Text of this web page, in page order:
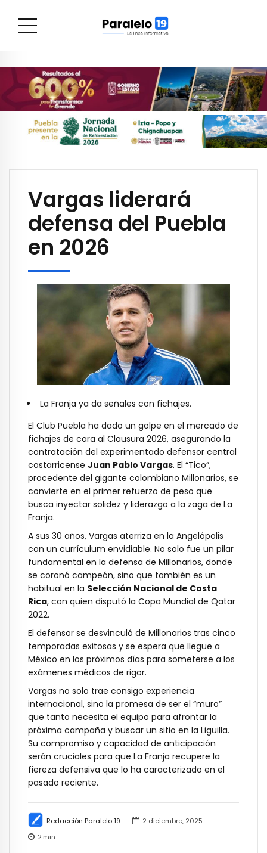
Redacción Paralelo 19
2 diciembre, 2025
2 min
Vargas liderará
defensa del Puebla
en 2026
La Franja ya da señales con fichajes.
El Club Puebla ha dado un golpe en el mercado de
fichajes de cara al Clausura 2026, asegurando la
contratación del experimentado defensor central
costarricense Juan Pablo Vargas. El “Tico”,
procedente del gigante colombiano Millonarios, se
convierte en el primer refuerzo de peso que
busca inyectar solidez y liderazgo a la zaga de La
Franja.
A sus 30 años, Vargas aterriza en la Angelópolis
con un currículum envidiable. No solo fue un pilar
fundamental en la defensa de Millonarios, donde
se coronó campeón, sino que también es un
habitual en la Selección Nacional de Costa
Rica, con quien disputó la Copa Mundial de Qatar
2022.
El defensor se desvinculó de Millonarios tras cinco
temporadas exitosas y se espera que llegue a
México en los próximos días para someterse a los
exámenes médicos de rigor.
Vargas no solo trae consigo experiencia
internacional, sino la promesa de ser el “muro”
que tanto necesita el equipo para afrontar la
próxima campaña y buscar un sitio en la Liguilla.
Su compromiso y capacidad de anticipación
serán cruciales para que La Franja recupere la
fiereza defensiva que lo ha caracterizado en el
pasado reciente.